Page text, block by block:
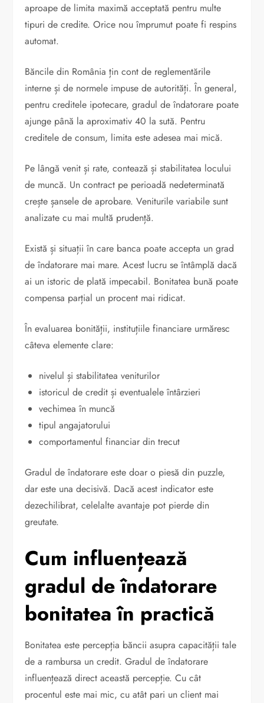
aproape de limita maximă acceptată pentru multe
tipuri de credite. Orice nou împrumut poate fi respins
automat.
Băncile din România țin cont de reglementările
interne și de normele impuse de autorități. În general,
pentru creditele ipotecare, gradul de îndatorare poate
ajunge până la aproximativ 40 la sută. Pentru
creditele de consum, limita este adesea mai mică.
Pe lângă venit și rate, contează și stabilitatea locului
de muncă. Un contract pe perioadă nedeterminată
crește șansele de aprobare. Veniturile variabile sunt
analizate cu mai multă prudență.
Există și situații în care banca poate accepta un grad
de îndatorare mai mare. Acest lucru se întâmplă dacă
ai un istoric de plată impecabil. Bonitatea bună poate
compensa parțial un procent mai ridicat.
În evaluarea bonității, instituțiile financiare urmăresc
câteva elemente clare:
nivelul și stabilitatea veniturilor
istoricul de credit și eventualele întârzieri
vechimea în muncă
tipul angajatorului
comportamentul financiar din trecut
Gradul de îndatorare este doar o piesă din puzzle,
dar este una decisivă. Dacă acest indicator este
dezechilibrat, celelalte avantaje pot pierde din
greutate.
Cum influențează
gradul de îndatorare
bonitatea în practică
Bonitatea este percepția băncii asupra capacității tale
de a rambursa un credit. Gradul de îndatorare
influențează direct această percepție. Cu cât
procentul este mai mic, cu atât pari un client mai